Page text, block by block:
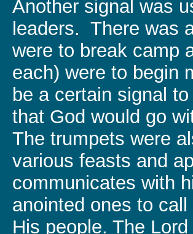
Another signal was
leaders. There was
were to break camp
each) were to begin
be a certain signal
that God would go
The trumpets were
various feasts and
communicates with
anointed ones to
His people. The